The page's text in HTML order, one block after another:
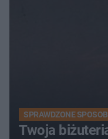
SPRAWDZONE
Twoja